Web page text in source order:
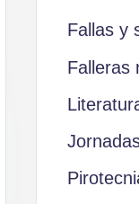
Fallas y
Falleras